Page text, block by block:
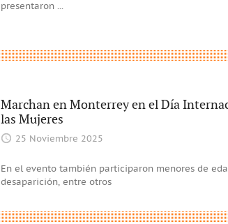
presentaron
Marchan en Monterrey en el Día
las Mujeres
25 Noviembre 2025
En el evento también participaron menores de
desaparición, entre otros